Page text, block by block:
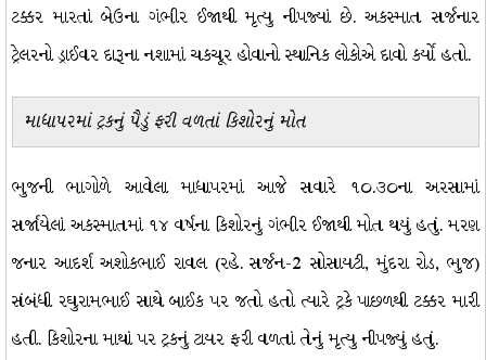
ટક્કર મારતાં બેઉના ગંભીર ઈજાથી મૃત્યુ નીપજ્યાં છે. અકસ્માત સર્જનાર
ટ્રેલરનો ડ્રાઈવર દારૂના નશામાં ચકચૂર હોવાનો સ્થાનિક લોકોએ દાવો કર્યો હતો.
માધાપરમાં ટ્રકનું પૈડું ફરી વળતાં કિશોરનું મોત
ભુજની ભાગોળે આવેલા માધાપરમાં આજે સવારે ૧૦.૩૦ના અરસામાં
સર્જાયેલાં અકસ્માતમાં ૧૪ વર્ષના કિશોરનું ગંભીર ઈજાથી મોત થયું હતું. મરણ
જનાર આદર્શ અશોકભાઈ રાવલ (રહે. સર્જન-2 સોસાયટી, મુંદરા રોડ, ભુજ)
સંબંધી રઘુરામભાઈ સાથે બાઈક પર જતો હતો ત્યારે ટ્રકે પાછળથી ટક્કર મારી
હતી. કિશોરના માથાં પર ટ્રકનું ટાયર ફરી વળતાં તેનું મૃત્યુ નીપજ્યું હતું.